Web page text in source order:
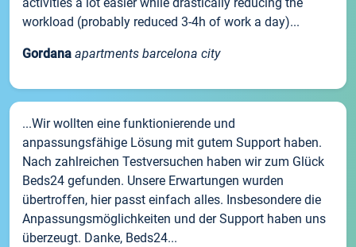
workload (probably reduced 3-4h of work a day)...
Gordana apartments barcelona city
...Wir wollten eine funktionierende und
anpassungsfähige Lösung mit gutem Support haben.
Nach zahlreichen Testversuchen haben wir zum Glück
Beds24 gefunden. Unsere Erwartungen wurden
übertroffen, hier passt einfach alles. Insbesondere die
Anpassungsmöglichkeiten und der Support haben uns
überzeugt. Danke, Beds24...